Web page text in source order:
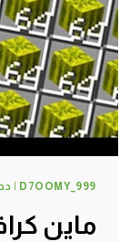
D7OOMY_999 | دحومي٩٩٩